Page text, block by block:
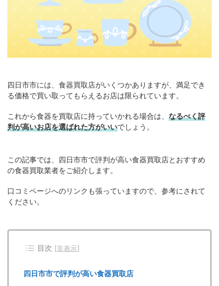
四日市市には、食器買取店がいくつかありますが、満足でき
る価格で買い取ってもらえるお店は限られています。
これから食器を買取店に持っていかれる場合は、 なるべく評
判が高いお店を選ばれた方がいいでしょう。
この記事では、四日市市で評判が高い食器買取店とおすすめ
の食器買取業者をご紹介します。
口コミページへのリンクも張っていますので、参考にされて
ください。
目次 [非表示]
四日市市で評判が高い食器買取店